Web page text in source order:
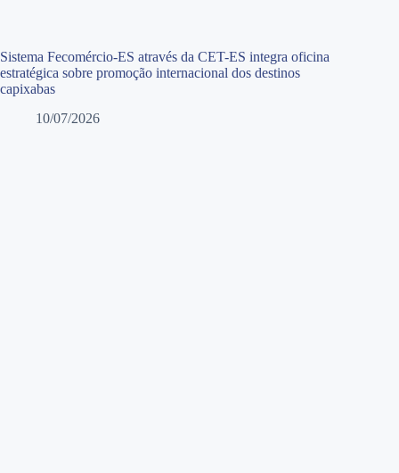
Sistema Fecomércio-ES através da CET-ES integra oficina
estratégica sobre promoção internacional dos destinos
capixabas
10/07/2026